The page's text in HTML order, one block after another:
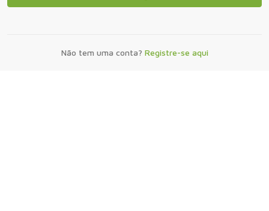
Não tem uma conta? Registre-se aqui